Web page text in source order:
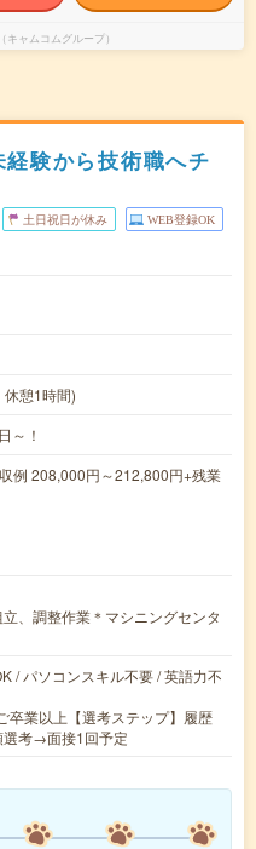
ャムコムグループ）
経験から技術職へチ
土日祝日が休み WEB登録OK
憩1時間)
～！
例 208,000円～212,800円+残業
、調整作業＊マシニングセンタ
/ パソコンスキル不要 / 英語力不
卒業以上【選考ステップ】履歴
選考→面接1回予定